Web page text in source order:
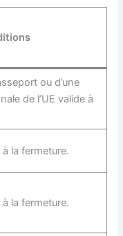
ou d’une
de l’UE valide à
la fermeture.
la fermeture.